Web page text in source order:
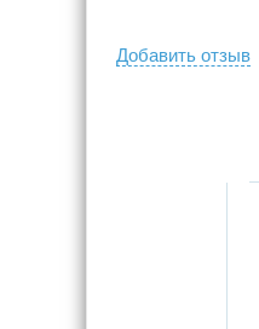
Добавить отзыв